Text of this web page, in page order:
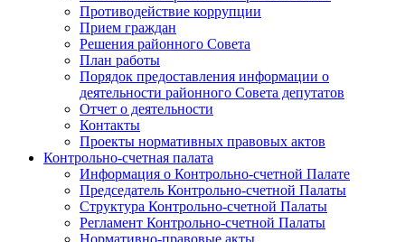
Противодействие коррупции
Прием граждан
Решения районного Совета
План работы
Порядок предоставления информации о
деятельности районного Совета депутатов
Отчет о деятельности
Контакты
Проекты нормативных правовых актов
Контрольно-счетная палата
Информация о Контрольно-счетной Палате
Председатель Контрольно-счетной Палаты
Структура Контрольно-счетной Палаты
Регламент Контрольно-счетной Палаты
Нормативно-правовые акты